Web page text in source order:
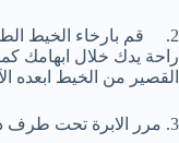
2. قم بارخاء الخيط
راحة يدك خلال ابهامك
القصير من الخيط ابعده
3. مرر الابرة تحت طرف دوران الخيط عبر راحة يدك